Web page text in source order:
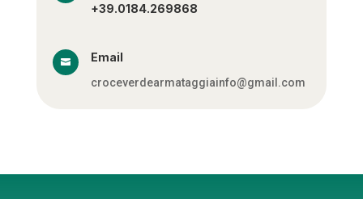
+39.0184.269868
 Email
croceverdearmataggiainfo@gmail.com